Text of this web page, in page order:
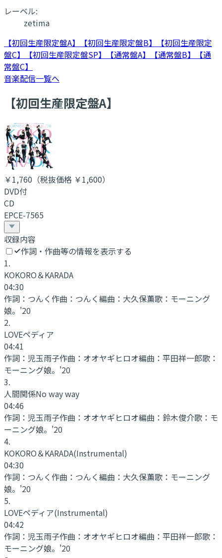
レーベル:
zetima
【初回生産限定盤A】
【初回生産限定盤B】
【初回生産限定
盤C】
【初回生産限定盤SP】 【通常盤A】 【通常盤B】
【通
常盤C】
音楽配信一覧へ
【初回生産限定盤A】
￥1,760 （税抜価格 ￥1,600）
DVD付
CD
EPCE-7565
収録内容
作詞・作曲等の情報を表示する
1.
KOKORO＆KARADA
04:30
作詞： つんく 作曲： つんく 編曲： 大久保薫歌： モーニング
娘。'20
2.
LOVEペディア
04:41
作詞： 児玉雨子作曲： オオヤギヒロオ編曲： 平田祥一郎歌：
モーニング娘。'20
3.
人間関係No way way
04:46
作詞： 児玉雨子作曲： オオヤギヒロオ編曲： 鈴木俊介歌： モ
ーニング娘。'20
4.
KOKORO＆KARADA(Instrumental)
04:30
作詞： つんく 作曲： つんく 編曲： 大久保薫歌： モーニング
娘。'20
5.
LOVEペディア(Instrumental)
04:42
作詞： 児玉雨子作曲： オオヤギヒロオ編曲： 平田祥一郎歌：
モーニング娘。'20